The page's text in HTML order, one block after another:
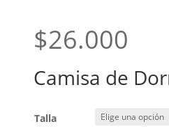
$26.000
Camisa de
Talla